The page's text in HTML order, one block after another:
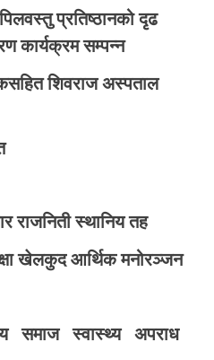
प्रतिष्ठानको दृढ
कार्यक्रम सम्पन्न
शिवराज अस्पताल
राजनिती स्थानिय तह
खेलकुद आर्थिक मनोरञ्जन
समाज स्वास्थ्य
अपराध